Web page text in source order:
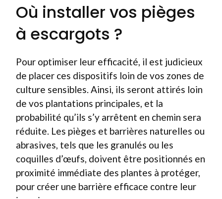
Où installer vos pièges
à escargots ?
Pour optimiser leur efficacité, il est judicieux
de placer ces dispositifs loin de vos zones de
culture sensibles. Ainsi, ils seront attirés loin
de vos plantations principales, et la
probabilité qu’ils s’y arrêtent en chemin sera
réduite. Les pièges et barrières naturelles ou
abrasives, tels que les granulés ou les
coquilles d’œufs, doivent être positionnés en
proximité immédiate des plantes à protéger,
pour créer une barrière efficace contre leur